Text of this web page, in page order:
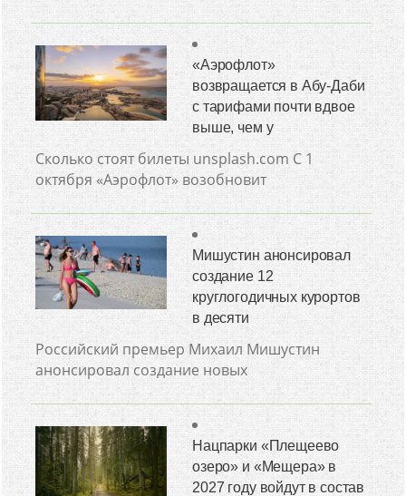
«Аэрофлот»
возвращается в Абу-Даби
с тарифами почти вдвое
выше, чем у
Сколько стоят билеты unsplash.com С 1
октября «Аэрофлот» возобновит
Мишустин анонсировал
создание 12
круглогодичных курортов
в десяти
Российский премьер Михаил Мишустин
анонсировал создание новых
Нацпарки «Плещеево
озеро» и «Мещера» в
2027 году войдут в состав